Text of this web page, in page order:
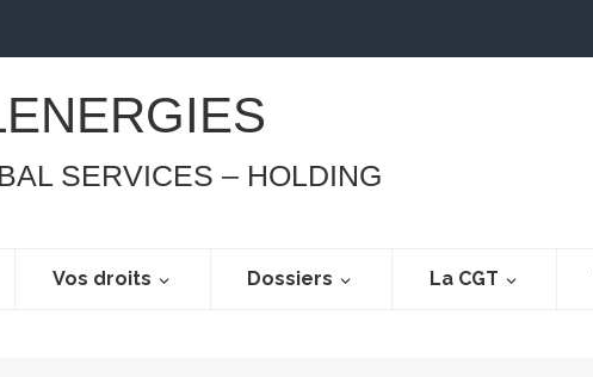
SERVICES – HOLDING
Vos droits Dossiers La CGT